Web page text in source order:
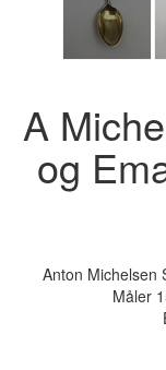
A
og
Anton Michelsen
Måler